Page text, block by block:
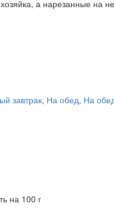
а нарезанные на
завтрак, На обед, На
на 100 г